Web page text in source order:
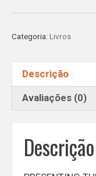
Categoria: Livros
Descrição
Avaliações (0)
Descrição